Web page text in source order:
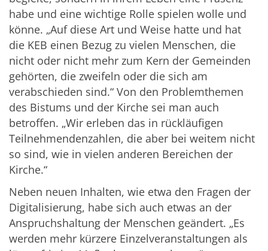
habe und eine wichtige Rolle spielen wolle und
könne. „Auf diese Art und Weise hatte und hat
die KEB einen Bezug zu vielen Menschen, die
nicht oder nicht mehr zum Kern der Gemeinden
gehörten, die zweifeln oder die sich am
verabschieden sind.“ Von den Problemthemen
des Bistums und der Kirche sei man auch
betroffen. „Wir erleben das in rückläufigen
Teilnehmendenzahlen, die aber bei weitem nicht
so sind, wie in vielen anderen Bereichen der
Kirche.“
Neben neuen Inhalten, wie etwa den Fragen der
Digitalisierung, habe sich auch etwas an der
Anspruchshaltung der Menschen geändert. „Es
werden mehr kürzere Einzelveranstaltungen als